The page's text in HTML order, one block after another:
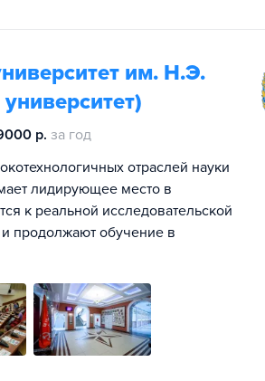
им. Н.Э.
р. за год
отраслей науки
лидирующее место в
к реальной исследовательской
продолжают обучение в